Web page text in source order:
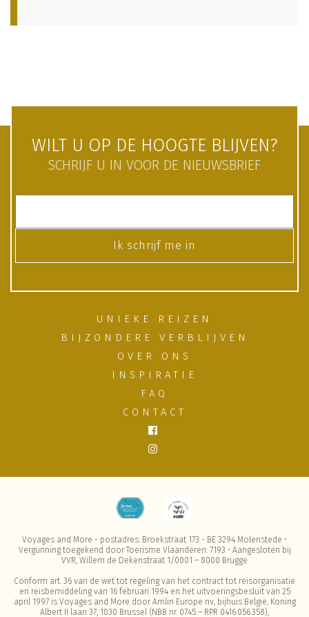
WILT U OP DE HOOGTE BLIJVEN?
SCHRIJF U IN VOOR DE NIEUWSBRIEF
Ik schrijf me in
UNIEKE REIZEN
BIJZONDERE VERBLIJVEN
OVER ONS
INSPIRATIE
FAQ
CONTACT
Voyages and More - postadres: Broekstraat 173 - BE 3294 Molenstede •
Vergunning toegekend door Toerisme Vlaanderen: 7193 • Aangesloten bij
VVR, Willem de Dekenstraat 1/0001 – 8000 Brugge
Conform art. 36 van de wet tot regeling van het contract tot reisorganisatie
en reisbemiddeling van 16 februari 1994 en het uitvoeringsbesluit van 25
april 1997 is Voyages and More door Amlin Europe nv, bijhuis België, Koning
Albert II laan 37, 1030 Brussel (NBB nr. 0745 – RPR 0416.056.358),